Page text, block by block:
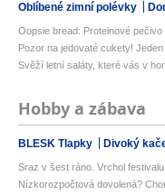
Oblíbené zimní polévky
Oopsie bread: Proteinové pečivo
Pozor na jedovaté cukety!
Svěží letní saláty, které vás v
Hobby a zábava
BLESK Tlapky Divoký
Sraz v šest ráno. Vrchol
Nízkorozpočtová dovolená?